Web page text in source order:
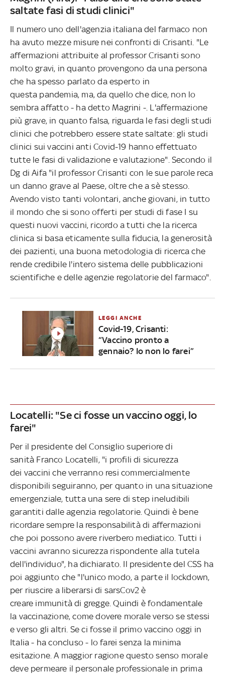
saltate fasi di studi clinici"
Il numero uno dell'agenzia italiana del farmaco non
ha avuto mezze misure nei confronti di Crisanti. "Le
affermazioni attribuite al professor Crisanti sono
molto gravi, in quanto provengono da una persona
che ha spesso parlato da esperto in
questa pandemia, ma, da quello che dice, non lo
sembra affatto - ha detto Magrini -. L'affermazione
più grave, in quanto falsa, riguarda le fasi degli studi
clinici che potrebbero essere state saltate: gli studi
clinici sui vaccini anti Covid-19 hanno effettuato
tutte le fasi di validazione e valutazione". Secondo il
Dg di Aifa "il professor Crisanti con le sue parole reca
un danno grave al Paese, oltre che a sè stesso.
Avendo visto tanti volontari, anche giovani, in tutto
il mondo che si sono offerti per studi di fase I su
questi nuovi vaccini, ricordo a tutti che la ricerca
clinica si basa eticamente sulla fiducia, la generosità
dei pazienti, una buona metodologia di ricerca che
rende credibile l'intero sistema delle pubblicazioni
scientifiche e delle agenzie regolatorie del farmaco".
LEGGI ANCHE
Covid-19, Crisanti:
“Vaccino pronto a
gennaio? Io non lo farei”
Locatelli: "Se ci fosse un vaccino oggi, lo
farei"
Per il presidente del Consiglio superiore di
sanità Franco Locatelli, "i profili di sicurezza
dei vaccini che verranno resi commercialmente
disponibili seguiranno, per quanto in una situazione
emergenziale, tutta una sere di step ineludibili
garantiti dalle agenzia regolatorie. Quindi è bene
ricordare sempre la responsabilità di affermazioni
che poi possono avere riverbero mediatico. Tutti i
vaccini avranno sicurezza rispondente alla tutela
dell'individuo", ha dichiarato. Il presidente del CSS ha
poi aggiunto che "l'unico modo, a parte il lockdown,
per riuscire a liberarsi di sarsCov2 è
creare immunità di gregge. Quindi è fondamentale
la vaccinazione, come dovere morale verso se stessi
e verso gli altri. Se ci fosse il primo vaccino oggi in
Italia - ha concluso - lo farei senza la minima
esitazione. A maggior ragione questo senso morale
deve permeare il personale professionale in prima